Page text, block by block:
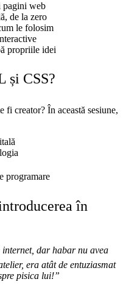
pagini web
de la zero
le folosim
propriile idei
și CSS?
fi creator? În această sesiune,
programare
în
internet, dar habar nu avea
era atât de entuziasmat
pisica lui!”